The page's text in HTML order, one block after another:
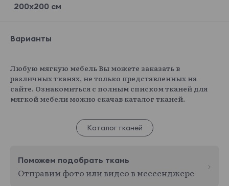
200x200 см
Варианты
Любую мягкую мебель Вы можете заказать в
различных тканях, не только представленных на
сайте. Ознакомиться с полным списком тканей для
мягкой мебели можно скачав каталог тканей.
Каталог тканей
Поможем подобрать ткань
Отправим фото или видео в мессенджере